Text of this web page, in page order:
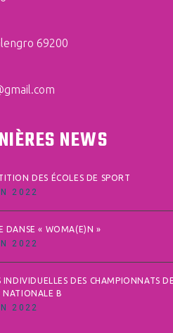
69200
NEWS
DES ÉCOLES DE SPORT
2022
DANSE « WOMA(E)N »
2022
INDIVIDUELLES DES CHAMPIONNATS
NATIONALE B
2022